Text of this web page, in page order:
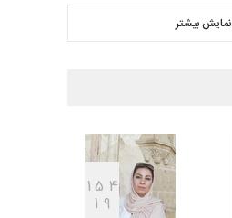
بیست و هشتمین مسابقه
بین‌المللی کارتون لهستا…
فراخوان مسابقۀ بین‌المللی
کارتون و تصویرگری،…
نمایش بیشتر
1 5 4
1 9